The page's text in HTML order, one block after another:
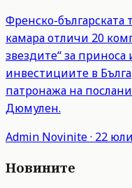
Френско-българската
камара отличи 20
звездите“ за
инвестициите в
патронажа на
Дюмулен.
Admin Novinite· 22
Новините